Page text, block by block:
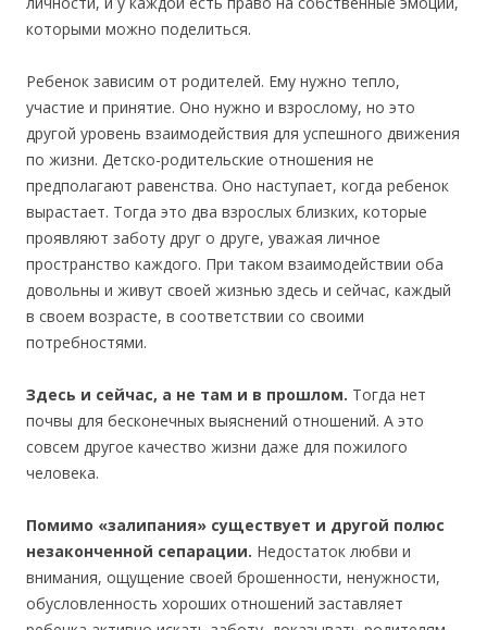
которыми можно поделиться.
Ребенок зависим от родителей. Ему нужно тепло,
участие и принятие. Оно нужно и взрослому, но это
другой уровень взаимодействия для успешного движения
по жизни. Детско-родительские отношения не
предполагают равенства. Оно наступает, когда ребенок
вырастает. Тогда это два взрослых близких, которые
проявляют заботу друг о друге, уважая личное
пространство каждого. При таком взаимодействии оба
довольны и живут своей жизнью здесь и сейчас, каждый
в своем возрасте, в соответствии со своими
потребностями.
Здесь и сейчас, а не там и в прошлом. Тогда нет
почвы для бесконечных выяснений отношений. А это
совсем другое качество жизни даже для пожилого
человека.
Помимо «залипания» существует и другой полюс
незаконченной сепарации. Недостаток любви и
внимания, ощущение своей брошенности, ненужности,
обусловленность хороших отношений заставляет